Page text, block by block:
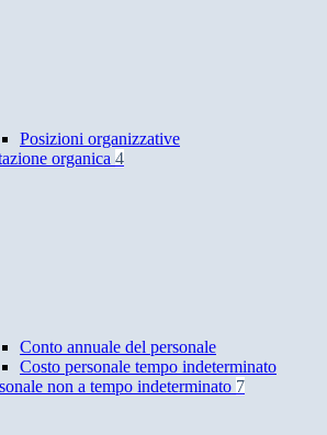
Posizioni organizzative
organica 4
Conto annuale del personale
Costo personale tempo indeterminato
non a tempo indeterminato 7